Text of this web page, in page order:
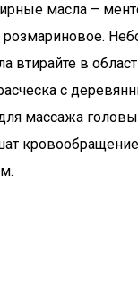
масла –
розмариновое.
втирайте в
с
массажа